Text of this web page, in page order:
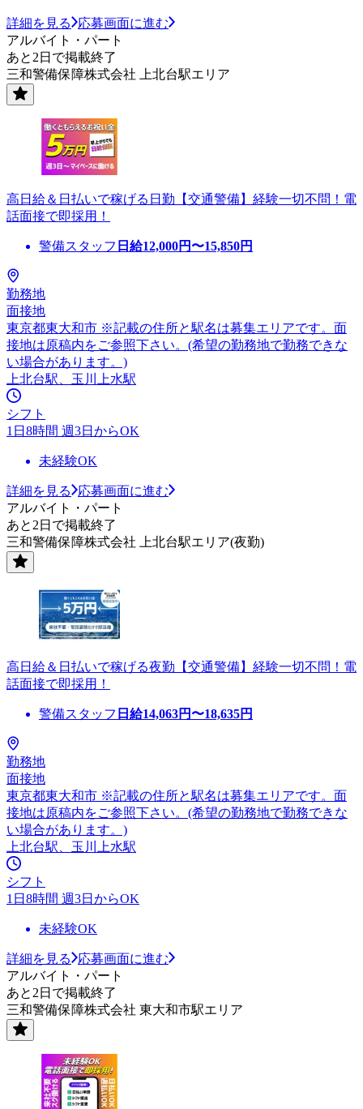
詳細を見る
応募画面に進む
アルバイト・パート
あと2日で掲載終了
三和警備保障株式会社 上北台駅エリア
高日給＆日払いで稼げる日勤【交通警備】経験一切不問！電
話面接で即採用！
警備スタッフ 日給12,000円〜15,850円
勤務地
面接地
東京都東大和市 ※記載の住所と駅名は募集エリアです。面
接地は原稿内をご参照下さい。(希望の勤務地で勤務できな
い場合があります。)
上北台駅、玉川上水駅
シフト
1日8時間 週3日からOK
未経験OK
詳細を見る
応募画面に進む
アルバイト・パート
あと2日で掲載終了
三和警備保障株式会社 上北台駅エリア(夜勤)
高日給＆日払いで稼げる夜勤【交通警備】経験一切不問！電
話面接で即採用！
警備スタッフ 日給14,063円〜18,635円
勤務地
面接地
東京都東大和市 ※記載の住所と駅名は募集エリアです。面
接地は原稿内をご参照下さい。(希望の勤務地で勤務できな
い場合があります。)
上北台駅、玉川上水駅
シフト
1日8時間 週3日からOK
未経験OK
詳細を見る
応募画面に進む
アルバイト・パート
あと2日で掲載終了
三和警備保障株式会社 東大和市駅エリア